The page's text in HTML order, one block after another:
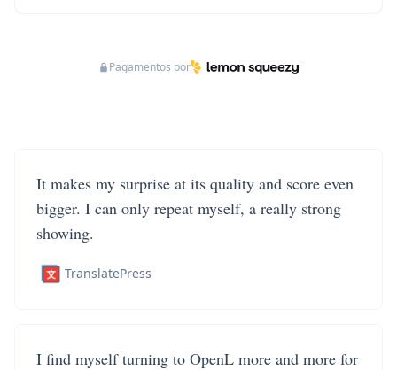
Pagamentos por
It makes my surprise at its quality and score even
bigger. I can only repeat myself, a really strong
showing.
TranslatePress
I find myself turning to OpenL more and more for